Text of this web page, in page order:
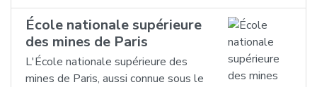
École nationale supérieure
des mines de Paris
L'École nationale supérieure des
mines de Paris, aussi connue sous le